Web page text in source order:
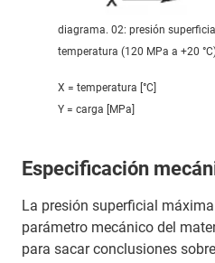
diagrama. 02: presión
temperatura (120 MPa a +20
X = temperatura [°C]
Y = carga [MPa]
Especificación
La presión superficial
parámetro mecánico del
para sacar conclusiones